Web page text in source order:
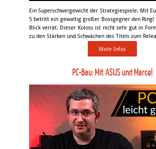
Ein Superschwergewicht der Strategiespiele: Mit
5 betritt ein gewaltig großer Bossgegner den Ring!
Blick verrät: Dieser Koloss ist nicht sehr gut in
zu den Stärken und Schwächen des Titels zum
Mehr Infos
PC-Bau: Mit ASUS und Marcel